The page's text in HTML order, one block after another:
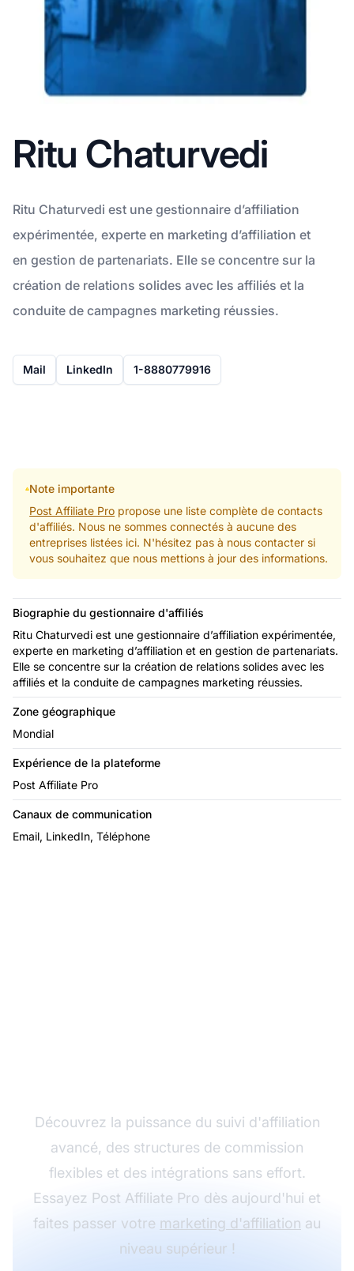
Ritu Chaturvedi
Ritu Chaturvedi est une gestionnaire d’affiliation
expérimentée, experte en marketing d’affiliation et
en gestion de partenariats. Elle se concentre sur la
création de relations solides avec les affiliés et la
conduite de campagnes marketing réussies.
Mail LinkedIn 1-8880779916
Note importante
Post Affiliate Pro propose une liste complète de contacts
d'affiliés. Nous ne sommes connectés à aucune des
entreprises listées ici. N'hésitez pas à nous contacter si
vous souhaitez que nous mettions à jour des informations.
Biographie du gestionnaire d'affiliés
Ritu Chaturvedi est une gestionnaire d’affiliation expérimentée,
experte en marketing d’affiliation et en gestion de partenariats.
Elle se concentre sur la création de relations solides avec les
affiliés et la conduite de campagnes marketing réussies.
Zone géographique
Mondial
Expérience de la plateforme
Post Affiliate Pro
Canaux de communication
Email, LinkedIn, Téléphone
Découvrez la puissance du suivi d'affiliation
avancé, des structures de commission
flexibles et des intégrations sans effort.
Essayez Post Affiliate Pro dès aujourd'hui et
faites passer votre marketing d'affiliation au
niveau supérieur !